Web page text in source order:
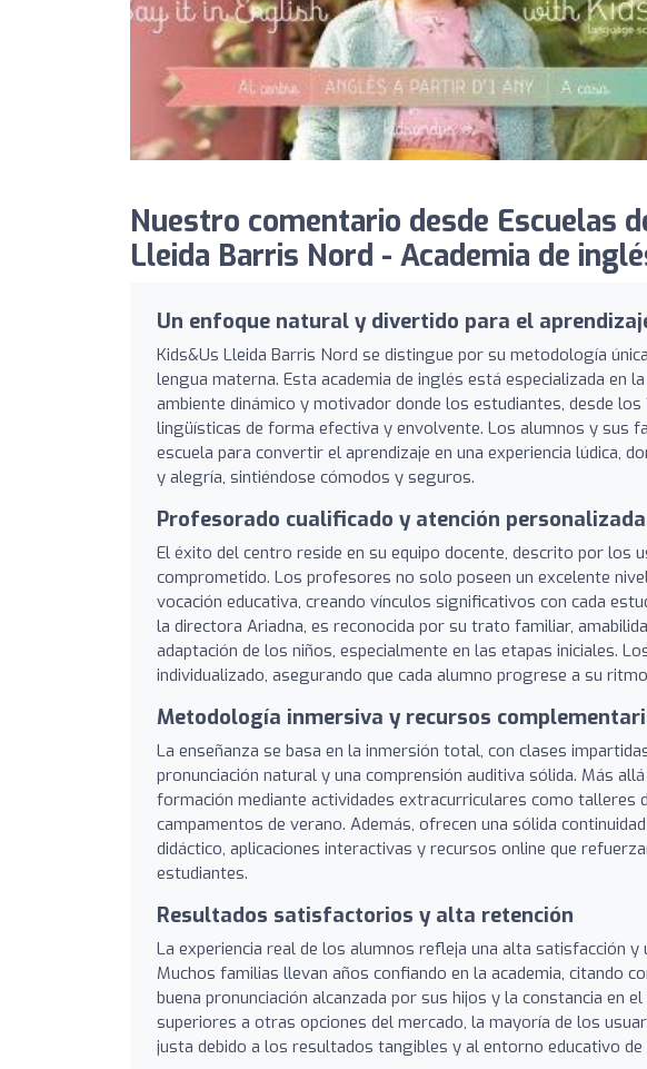
Nuestro comentario desde Escuelas
Lleida Barris Nord - Academia de
Un enfoque natural y divertido para el
Kids&Us Lleida Barris Nord se distingue por su metodología
lengua materna. Esta academia de inglés está especializada en
ambiente dinámico y motivador donde los estudiantes, desde
lingüísticas de forma efectiva y envolvente. Los alumnos y sus
escuela para convertir el aprendizaje en una experiencia lúdica,
y alegría, sintiéndose cómodos y seguros.
Profesorado cualificado y atención personalizada
El éxito del centro reside en su equipo docente, descrito por los
comprometido. Los profesores no solo poseen un excelente
vocación educativa, creando vínculos significativos con cada
la directora Ariadna, es reconocida por su trato familiar,
adaptación de los niños, especialmente en las etapas iniciales.
individualizado, asegurando que cada alumno progrese a su
Metodología inmersiva y recursos
La enseñanza se basa en la inmersión total, con clases
pronunciación natural y una comprensión auditiva sólida. Más
formación mediante actividades extracurriculares como talleres
campamentos de verano. Además, ofrecen una sólida
didáctico, aplicaciones interactivas y recursos online que
estudiantes.
Resultados satisfactorios y alta retención
La experiencia real de los alumnos refleja una alta satisfacción
Muchos familias llevan años confiando en la academia, citando
buena pronunciación alcanzada por sus hijos y la constancia en
superiores a otras opciones del mercado, la mayoría de los
justa debido a los resultados tangibles y al entorno educativo de